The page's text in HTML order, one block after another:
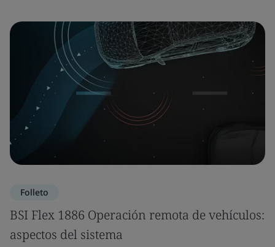
Folleto
BSI Flex 1886 Operación remota de vehículos:
aspectos del sistema